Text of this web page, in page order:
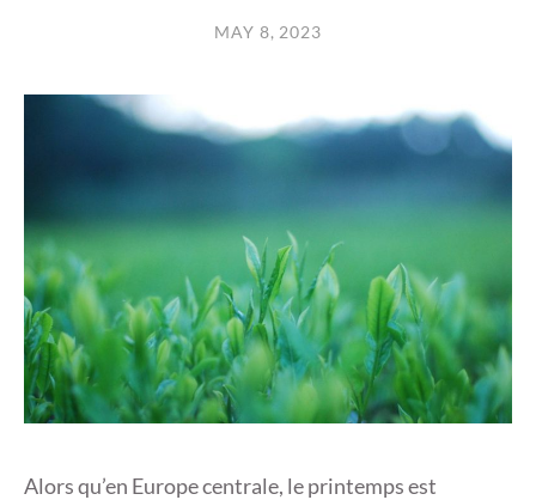
MAY 8, 2023
Alors qu’en Europe centrale, le printemps est